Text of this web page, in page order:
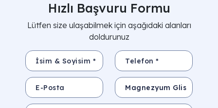
Hızlı Başvuru Formu
Lütfen size ulaşabilmek için aşağıdaki alanları
doldurunuz
İsim & Soyisim * Telefon *
E-Posta Konu